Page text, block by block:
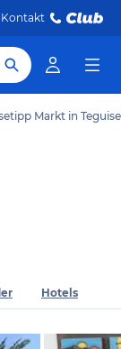
Kontakt
Markt in Teguise
Hotels